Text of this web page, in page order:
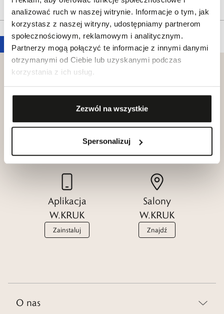
analizować ruch w naszej witrynie. Informacje o tym, jak
korzystasz z naszej witryny, udostępniamy partnerom
społecznościowym, reklamowym i analitycznym.
Partnerzy mogą połączyć te informacje z innymi danymi
otrzymanymi od Ciebie lub uzyskanymi podczas
korzystania z ich usług.
Zezwól na wszystkie
Spersonalizuj
Klub dla
Przyjaciół
W.KRUK
Katalogi
W.KRUK
Aplikacja
W.KRUK
Zainstaluj
Salony
W.KRUK
Znajdź
O nas